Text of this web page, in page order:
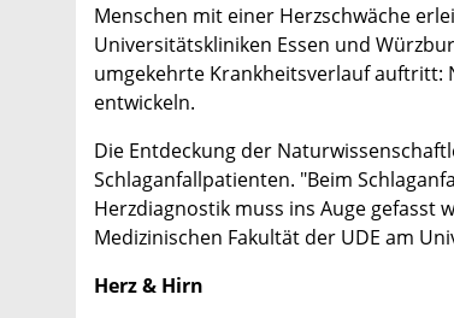
Menschen mit einer Herzschwäche
Universitätskliniken Essen und
umgekehrte Krankheitsverlauf auftritt:
entwickeln.
Die Entdeckung der
Schlaganfallpatienten. "Beim
Herzdiagnostik muss ins Auge gefasst
Medizinischen Fakultät der UDE am
Herz & Hirn